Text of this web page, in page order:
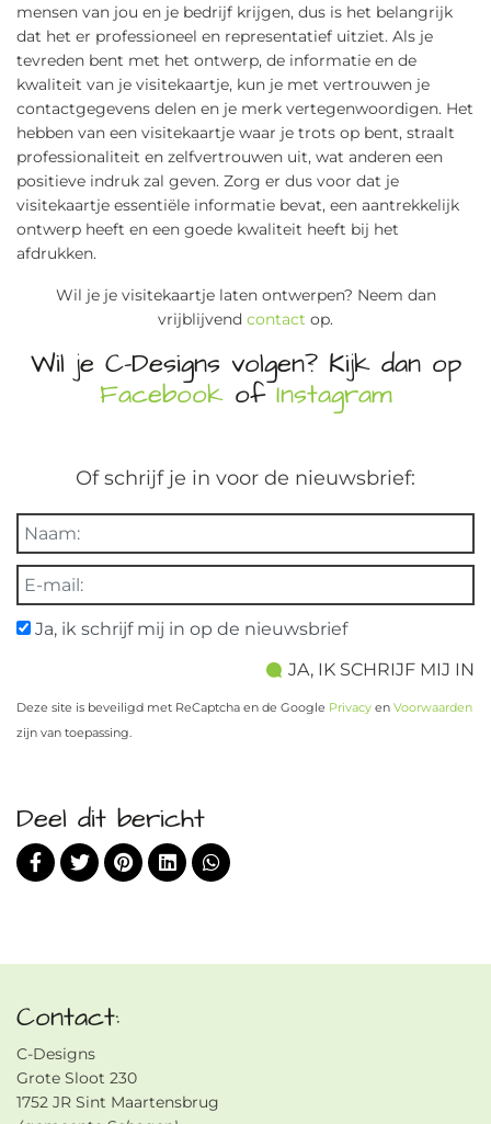
mensen van jou en je bedrijf krijgen, dus is het belangrijk
dat het er professioneel en representatief uitziet. Als je
tevreden bent met het ontwerp, de informatie en de
kwaliteit van je visitekaartje, kun je met vertrouwen je
contactgegevens delen en je merk vertegenwoordigen. Het
hebben van een visitekaartje waar je trots op bent, straalt
professionaliteit en zelfvertrouwen uit, wat anderen een
positieve indruk zal geven. Zorg er dus voor dat je
visitekaartje essentiële informatie bevat, een aantrekkelijk
ontwerp heeft en een goede kwaliteit heeft bij het
afdrukken.
Wil je je visitekaartje laten ontwerpen? Neem dan
vrijblijvend contact op.
Wil je C-Designs volgen? Kijk dan op
FacebookofInstagram
Of schrijf je in voor de nieuwsbrief:
Ja, ik schrijf mij in op de nieuwsbrief
Deze site is beveiligd met ReCaptcha en de Google Privacy en Voorwaarden
zijn van toepassing.
Deel dit bericht
Contact:
C-Designs
Grote Sloot 230
1752 JR Sint Maartensbrug